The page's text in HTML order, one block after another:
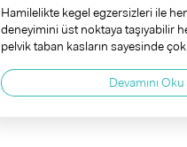
Hamilelikte kegel egzersizleri ile
deneyimini üst noktaya taşıyabilir
pelvik taban kasların sayesinde
Devamını Oku